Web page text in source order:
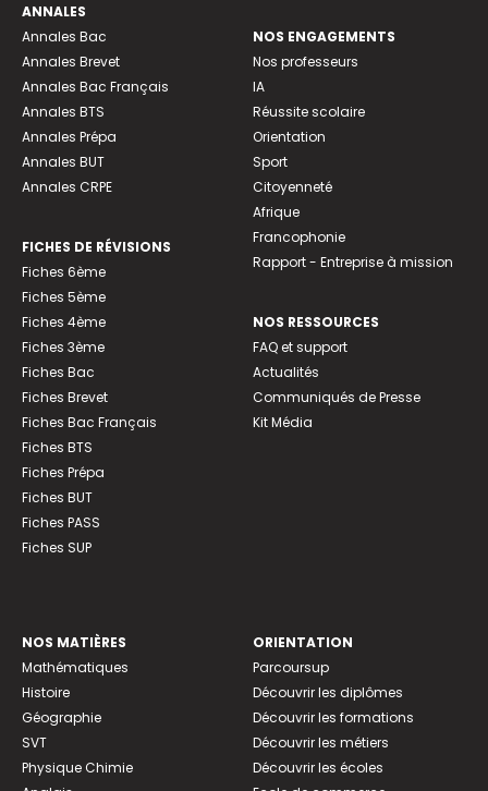
ANNALES
Annales Bac
Annales Brevet
Annales Bac Français
Annales BTS
Annales Prépa
Annales BUT
Annales CRPE
FICHES DE RÉVISIONS
Fiches 6ème
Fiches 5ème
Fiches 4ème
Fiches 3ème
Fiches Bac
Fiches Brevet
Fiches Bac Français
Fiches BTS
Fiches Prépa
Fiches BUT
Fiches PASS
Fiches SUP
NOS ENGAGEMENTS
Nos professeurs
IA
Réussite scolaire
Orientation
Sport
Citoyenneté
Afrique
Francophonie
Rapport - Entreprise à mission
NOS RESSOURCES
FAQ et support
Actualités
Communiqués de Presse
Kit Média
NOS MATIÈRES
Mathématiques
Histoire
Géographie
SVT
Physique Chimie
ORIENTATION
Parcoursup
Découvrir les diplômes
Découvrir les formations
Découvrir les métiers
Découvrir les écoles